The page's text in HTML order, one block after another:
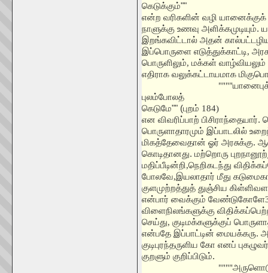
கெடுக்கும்""
என்ற வரிகளின் வழி
நாளுக்கு உணவு
இறங்கவிட்டால் அதன்
இப்பொருளை எடுத்துக்காட்டி,
பொருளிலும், மக்கள் வாழ்வியலும்
எதிராக வலுக்கட்டாயமாக
""""
புலம்போலத்
கெடுமே"" (புறம் 184)
என விவரிப்பாற்
பொருளாதாரமும் இப்பாடலில்
மிகத்தேவைதான் ஓர் அரசுக்கு.
கொடிதானது. மற்றொரு
மதிப்பீடின்றி,நெறிகடந்து
போலவே,இயலாதார் மீது
குளமுற்றத்துத் துஞ்சிய
என்பார் வைக்கும் வேண்டுகோளே
விளைநிலங்களுக்கு
செய்து, குடிமக்களுக்குப்
என்பதே இப்பாட்டின் மையக்கரு.
குடிபுரந்தருளிய கோ எனப்
குறளும் குறிப்பிடும்.
""""